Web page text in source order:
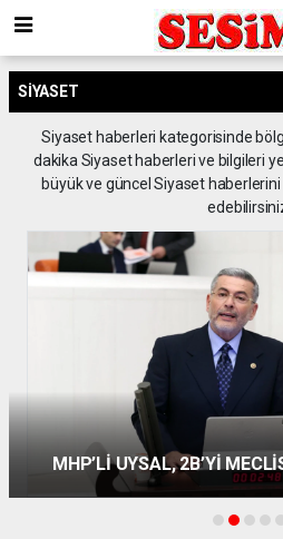
SIYASET
Siyaset haberleri kategorisinde
dakika Siyaset haberleri ve bilgileri
büyük ve güncel Siyaset
MHP’Lİ UYSAL, 2B’Yİ